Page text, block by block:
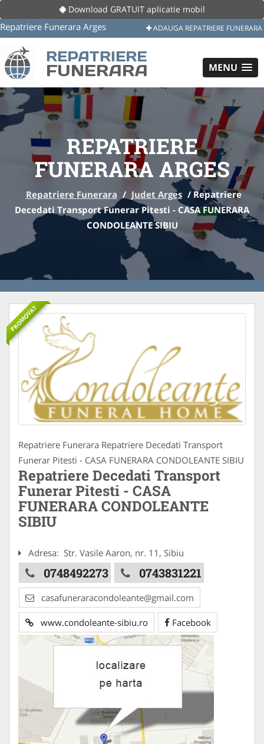
Download GRATUIT aplicatie mobil
Repatriere Funerara Arges ADAUGA REPATRIERE FUNERARA
MENU
REPATRIERE
FUNERARA ARGES
Repatriere Funerara / Judet Arges / Repatriere
Decedati Transport Funerar Pitesti - CASA FUNERARA
CONDOLEANTE SIBIU
PROMOVAT
Repatriere Funerara Repatriere Decedati Transport
Funerar Pitesti - CASA FUNERARA CONDOLEANTE SIBIU
Repatriere Decedati Transport
Funerar Pitesti - CASA
FUNERARA CONDOLEANTE
SIBIU
Adresa: Str. Vasile Aaron, nr. 11, Sibiu
0748492273 0743831221
casafuneraracondoleante@gmail.com
www.condoleante-sibiu.ro Facebook